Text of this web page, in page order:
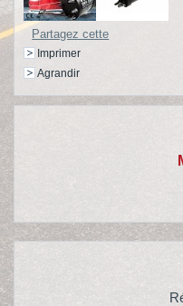
Partagez cette
Imprimer
Agrandir